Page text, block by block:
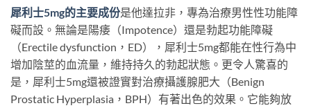
犀利士5mg的主要成份是他達拉非，專為治療男性性功能障
礙而設。無論是陽痿（Impotence）還是勃起功能障礙
（Erectile dysfunction，ED），犀利士5mg都能在性行為中
增加陰莖的血流量，維持持久的勃起狀態。更令人驚喜的
是，犀利士5mg還被證實對治療攝護腺肥大（Benign
Prostatic Hyperplasia，BPH）有著出色的效果。它能夠放